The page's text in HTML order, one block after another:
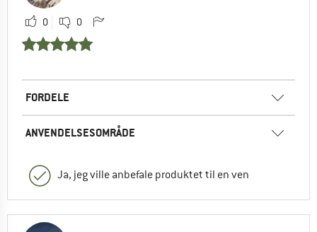
0 0
FORDELE
ANVENDELSESOMRÅDE
Ja, jeg ville anbefale produktet til en ven